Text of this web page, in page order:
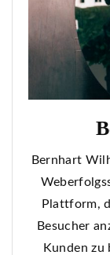
Bernhart
Plattform,
Besucher
Kunden zu